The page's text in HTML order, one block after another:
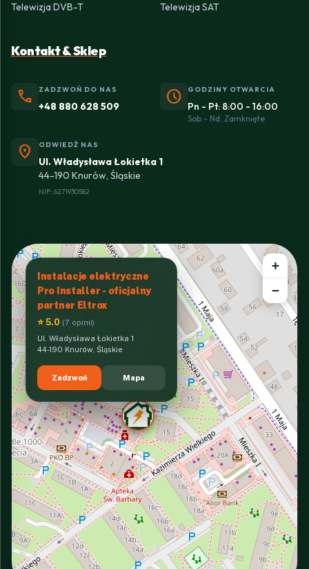
Telewizja DVB-T
Telewizja SAT
Kontakt & Sklep
phone ZADZWOŃ DO NAS
+48 880 628 509 schedule GODZINY OTWARCIA
Pn - Pt: 8:00 - 16:00
Sob - Nd: Zamknięte
location_on ODWIEDŹ NAS
Ul. Władysława Łokietka 1
44-190 Knurów, Śląskie
NIP: 6271930582
Instalacje elektryczne
Pro Installer - oficjalny
partner Eltrox
⭐ 5.0 (7 opinii)
Ul. Władysława Łokietka 1
44-190 Knurów, Śląskie
Zadzwoń Mapa
+
−
INTERACTIVE VIEW